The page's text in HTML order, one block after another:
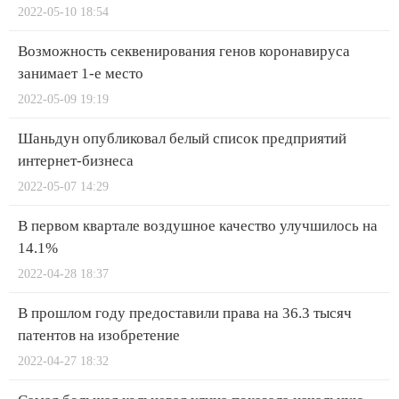
2022-05-10 18:54
Возможность секвенирования генов коронавируса
занимает 1-е место
2022-05-09 19:19
Шаньдун опубликовал белый список предприятий
интернет-бизнеса
2022-05-07 14:29
В первом квартале воздушное качество улучшилось на
14.1%
2022-04-28 18:37
В прошлом году предоставили права на 36.3 тысяч
патентов на изобретение
2022-04-27 18:32